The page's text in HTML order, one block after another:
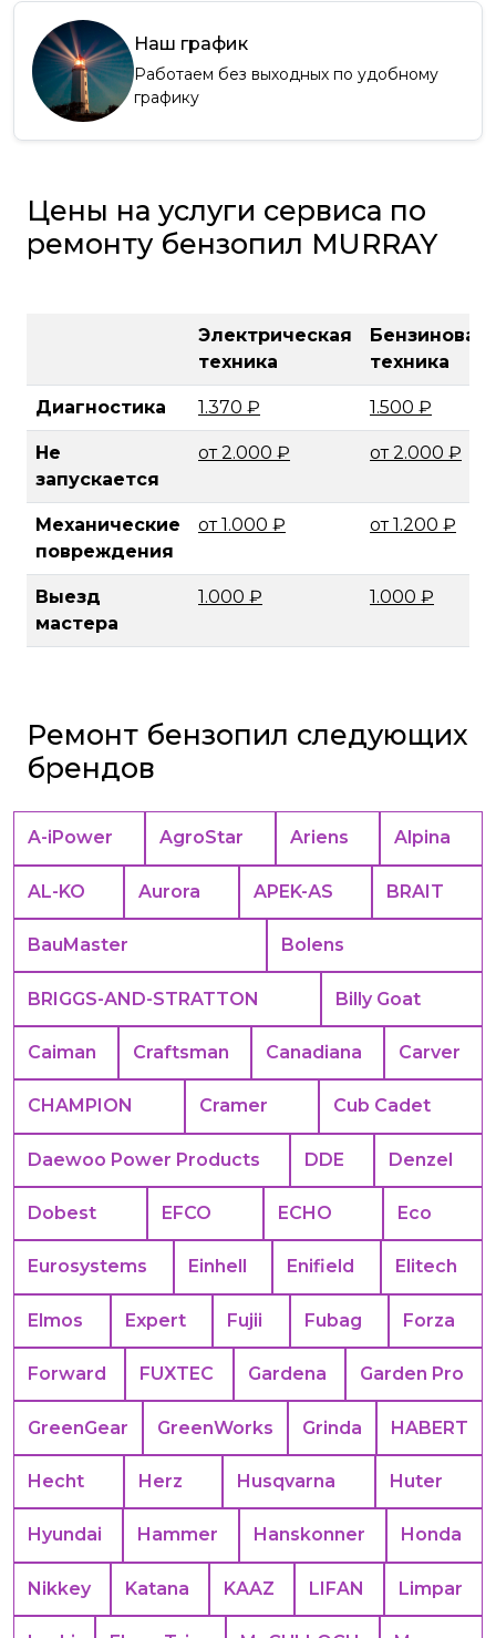
Наш график
Работаем без выходных по удобному
графику
Цены на услуги сервиса по
ремонту бензопил MURRAY
Электрическая
техника
Бензиновая
техника
Диагностика 1.370 ₽ 1.500 ₽
Не
запускается
от 2.000 ₽ от 2.000 ₽
Механические
повреждения
от 1.000 ₽ от 1.200 ₽
Выезд
мастера
1.000 ₽ 1.000 ₽
Ремонт бензопил следующих
брендов
A-iPower AgroStar Ariens Alpina
AL-KO Aurora APEK-АS BRAIT
BauMaster Bolens
BRIGGS-AND-STRATTON Billy Goat
Caiman Craftsman Canadiana Carver
CHAMPION Cramer Cub Cadet
Daewoo Power Products DDE Denzel
Dobest EFCO ECHO Eco
Eurosystems Einhell Enifield Elitech
Elmos Expert Fujii Fubag Forza
Forward FUXTEC Gardena Garden Pro
GreenGear GreenWorks Grinda HABERT
Hecht Herz Husqvarna Huter
Hyundai Hammer Hanskonner Honda
Nikkey Katana KAAZ LIFAN Limpar